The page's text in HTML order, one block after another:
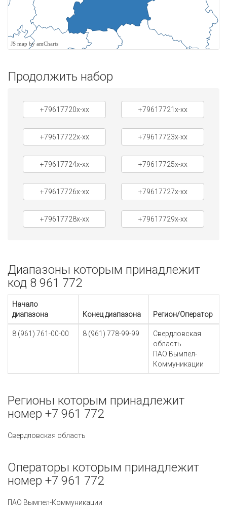
JS map by amCharts
Продолжить набор
+79617720x-xx +79617721x-xx
+79617722x-xx +79617723x-xx
+79617724x-xx +79617725x-xx
+79617726x-xx +79617727x-xx
+79617728x-xx +79617729x-xx
Диапазоны которым принадлежит
код 8 961 772
Начало
диапазона
Конец диапазона Регион/Оператор
8 (961) 761-00-00 8 (961) 778-99-99
Свердловская
область
ПАО Вымпел-
Коммуникации
Регионы которым принадлежит
номер +7 961 772
Свердловская область
Операторы которым принадлежит
номер +7 961 772
ПАО Вымпел-Коммуникации